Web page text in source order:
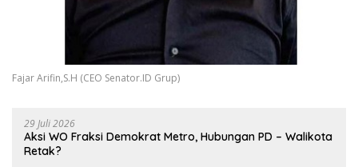
Fajar Arifin,S.H (CEO Senator.ID Grup)
29 Juli 2026
Aksi WO Fraksi Demokrat Metro, Hubungan PD – Walikota
Retak?